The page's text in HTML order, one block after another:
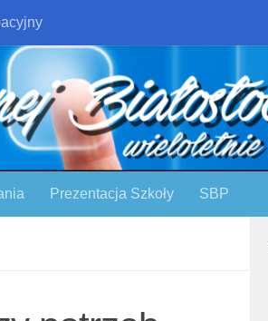
Prezentacja Szkoły SBP